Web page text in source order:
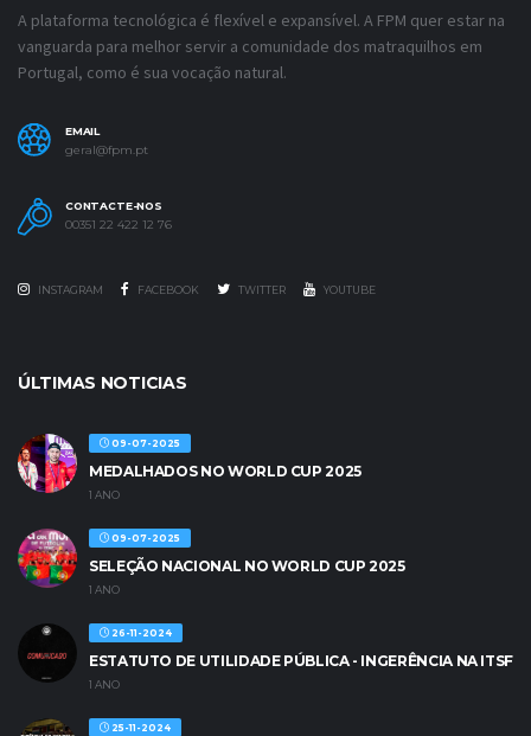
A plataforma tecnológica é flexível e expansível. A FPM quer estar na
vanguarda para melhor servir a comunidade dos matraquilhos em
Portugal, como é sua vocação natural.
EMAIL
geral@fpm.pt
CONTACTE-NOS
00351 22 422 12 76
INSTAGRAM FACEBOOK TWITTER YOUTUBE
ÚLTIMAS NOTICIAS
09-07-2025
MEDALHADOS NO WORLD CUP 2025
1 ANO
09-07-2025
SELEÇÃO NACIONAL NO WORLD CUP 2025
1 ANO
26-11-2024
ESTATUTO DE UTILIDADE PÚBLICA - INGERÊNCIA NA ITSF
1 ANO
25-11-2024